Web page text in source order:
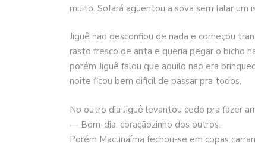
muito. Sofará agüentou a sova sem falar um
Jiguê não desconfiou de nada e começou
rasto fresco de anta e queria pegar o bicho
porém Jiguê falou que aquilo não era
noite ficou bem difícil de passar pra todos.
No outro dia Jiguê levantou cedo pra fazer
— Bom-dia, coraçãozinho dos outros.
Porém Macunaíma fechou-se em copas